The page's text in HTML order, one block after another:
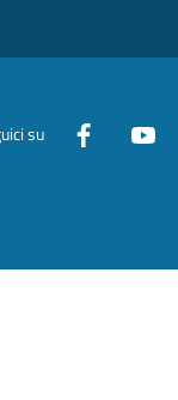
su